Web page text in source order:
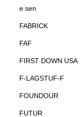
e.sen
FABRICK
FAF
FIRST DOWN USA
F-LAGSTUF-F
FOUNDOUR
FUTUR